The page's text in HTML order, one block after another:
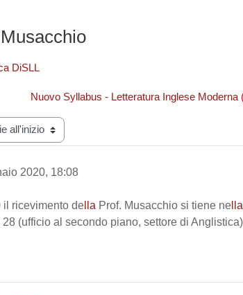
DiSLL
Nuovo Syllabus - Letteratura Inglese
2020, 18:08
il ricevimento de lla Prof. Musacchio si tiene ne lla
(ufficio al secondo piano, settore di